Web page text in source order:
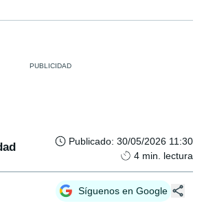
Publicado: 30/05/2026 11:30
4 min. lectura
Síguenos en Google